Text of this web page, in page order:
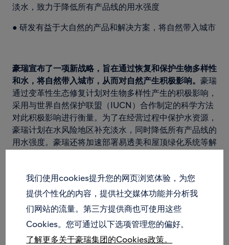
淡水，致力于降低所有产品线的用水强度
● 研发有益于大自然的产品和解决方案，将自然带入城市
豪瑞宣布了一项新战略，旨在通过恢复和保护生物多样性
和水，将自然带入城市，从而对自然产生积极影响。 豪瑞
通过变革性生态修复计划对生物多样性产生的积极影响，
采用与世界自然保护联盟（IUCN）合作制定的科学方法
对此积极影响进行衡量。为了在经营过程中保护水资源，
豪瑞计划在水风险地区补充淡水，同时降低所有产品线的
用水强度。豪瑞还将加速部署易透美和屋顶绿化系统等解
样性目标实现的前1%，成为建筑行业第一家承诺淡水补
充的公司。
我们使用cookies提升您的网页浏览体验，为您
提供个性化的内容，提供社交媒体功能并分析我
们网站的流量。第三方提供商也可使用这些
Cookies。您可通过以下选项管理您的偏好。
了解更多关于豪瑞集团的Cookies政策。